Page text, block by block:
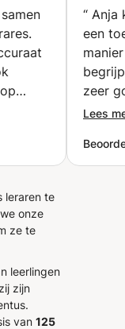
op
fijn
ik kan
“ Anja
een
zeer
als
Lees
leraren te
onze
ze te
leerlingen
zijn
van 125